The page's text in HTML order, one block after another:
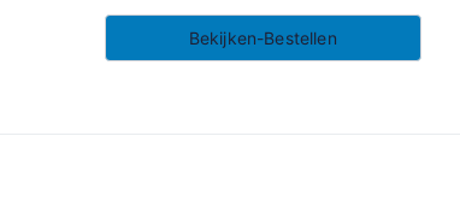
Bekijken-Bestellen